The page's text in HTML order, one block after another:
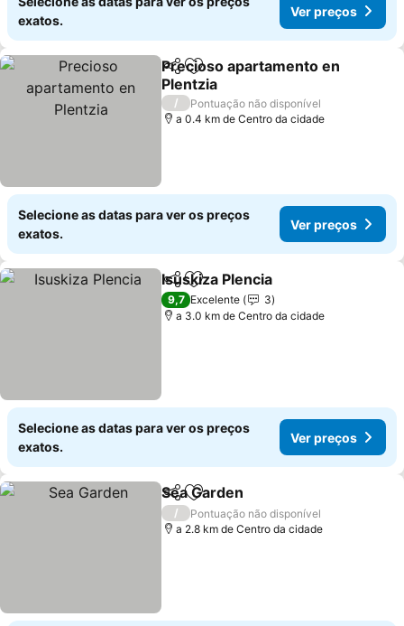
exatos.
Ver preços
PartilharAdicionar aos favoritos
Precioso apartamento en
Plentzia
/
Pontuação não disponível
a 0.4 km de Centro da cidade
Selecione as datas para ver os preços
exatos.
Ver preços
PartilharAdicionar aos favoritos
Isuskiza Plencia
9,7 Excelente
3
a 3.0 km de Centro da cidade
Selecione as datas para ver os preços
exatos.
Ver preços
PartilharAdicionar aos favoritos
Sea Garden
/
Pontuação não disponível
a 2.8 km de Centro da cidade